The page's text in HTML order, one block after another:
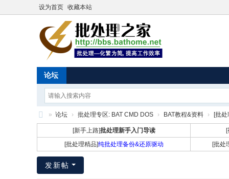
设为首页 收藏本站
论坛
理
之
» 论坛 › 批处理专区: BAT CMD DOS › BAT教程&资料 › [批
[新手上路]批处理新手入门导读
[批处理精品]纯批处理备份&还原驱动 [批处
发新帖